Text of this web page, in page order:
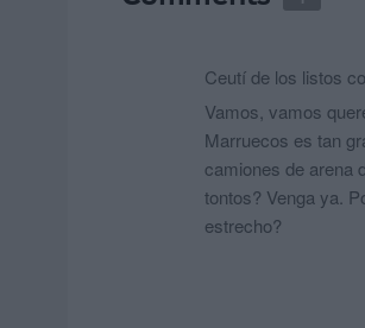
Ceutí de los listos
Vamos, vamos
Marruecos es tan
camiones de arena
tontos? Venga ya.
estrecho?